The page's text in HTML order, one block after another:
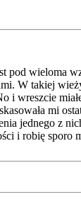
pod wieloma
W takiej
i wreszcie
mi
jednego z
i robię sporo